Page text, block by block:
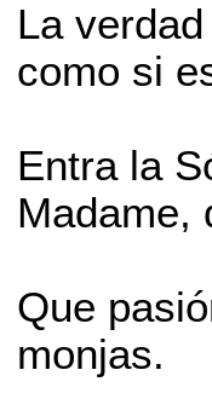
La
como si
Entra la
Madame,
Que
monjas.